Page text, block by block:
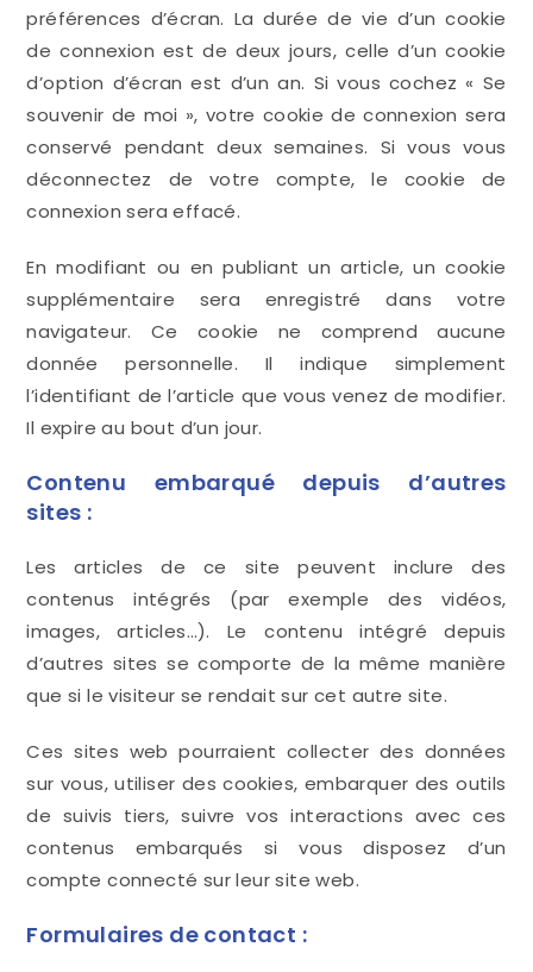
préférences d’écran. La durée de vie d’un cookie
de connexion est de deux jours, celle d’un cookie
d’option d’écran est d’un an. Si vous cochez « Se
souvenir de moi », votre cookie de connexion sera
conservé pendant deux semaines. Si vous vous
déconnectez de votre compte, le cookie de
connexion sera effacé.
En modifiant ou en publiant un article, un cookie
supplémentaire sera enregistré dans votre
navigateur. Ce cookie ne comprend aucune
donnée personnelle. Il indique simplement
l’identifiant de l’article que vous venez de modifier.
Il expire au bout d’un jour.
Contenu embarqué depuis d’autres
sites :
Les articles de ce site peuvent inclure des
contenus intégrés (par exemple des vidéos,
images, articles…). Le contenu intégré depuis
d’autres sites se comporte de la même manière
que si le visiteur se rendait sur cet autre site.
Ces sites web pourraient collecter des données
sur vous, utiliser des cookies, embarquer des outils
de suivis tiers, suivre vos interactions avec ces
contenus embarqués si vous disposez d’un
compte connecté sur leur site web.
Formulaires de contact :